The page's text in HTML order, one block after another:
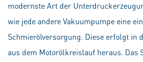
modernste Art der
wie jede andere Vakuumpumpe eine
Schmierölversorgung. Diese erfolgt in
aus dem Motorölkreislauf heraus. Das